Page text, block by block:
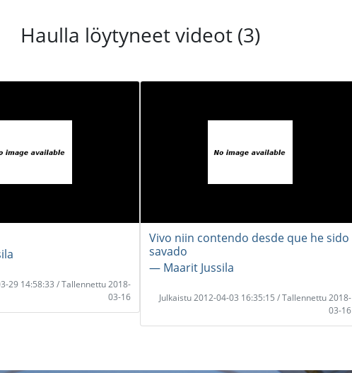
Haulla löytyneet videot (3)
29 14:58:33 / Tallennettu 2018-
03-16
Vivo niin contendo desde que he sido
savado
― Maarit Jussila
Julkaistu 2012-04-03 16:35:15 / Tallennettu 2018-
03-16